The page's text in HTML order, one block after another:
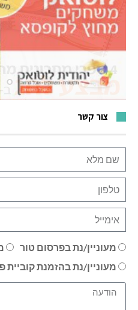
צור קשר
מעוניין/נת בפרסום טור
מעוניין/נת בהזמנת קוביית